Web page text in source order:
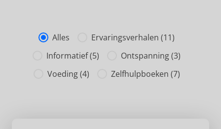
boeken filter
Alles Ervaringsverhalen (11)
Informatief(5) Ontspanning(3)
Voeding(4) Zelfhulpboeken (7)